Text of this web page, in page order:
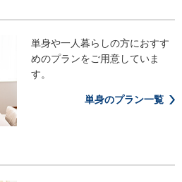
単身や一人暮らしの方におすす
めのプランをご用意していま
す。
単身のプラン一覧